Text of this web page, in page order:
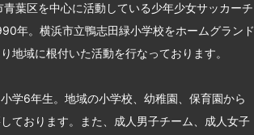
青葉区を中心に活動している少年少女サッカーチ
年。横浜市立鴨志田緑小学校をホームグランド
地域に根付いた活動を行なっております。
学6年生。地域の小学校、幼稚園、保育園から
ております。また、成人男子チーム、成人女子